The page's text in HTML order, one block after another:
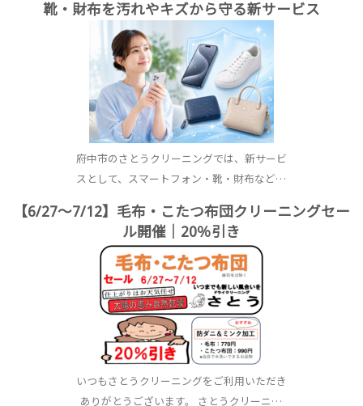
靴・財布を汚れやキズから守る新サービス
府中市のさとうクリーニングでは、新サービ
スとして、スマートフォン・靴・財布など…
【6/27〜7/12】毛布・こたつ布団クリーニングセー
ル開催｜20％引き
いつもさとうクリーニングをご利用いただき
ありがとうございます。 さとうクリーニ…